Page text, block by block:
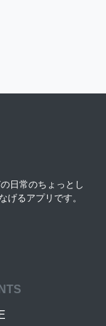
日常のちょっとし
げるアプリです。